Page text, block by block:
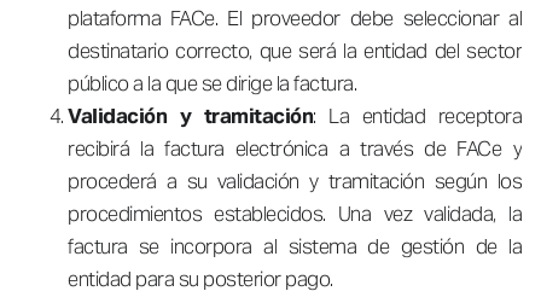
plataforma FACe. El proveedor debe seleccionar al
destinatario correcto, que será la entidad del sector
público a la que se dirige la factura.
Validación y tramitación: La entidad receptora
recibirá la factura electrónica a través de FACe y
procederá a su validación y tramitación según los
procedimientos establecidos. Una vez validada, la
factura se incorpora al sistema de gestión de la
entidad para su posterior pago.